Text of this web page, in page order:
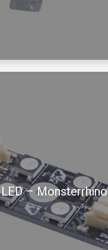
LED – Monsterrhino